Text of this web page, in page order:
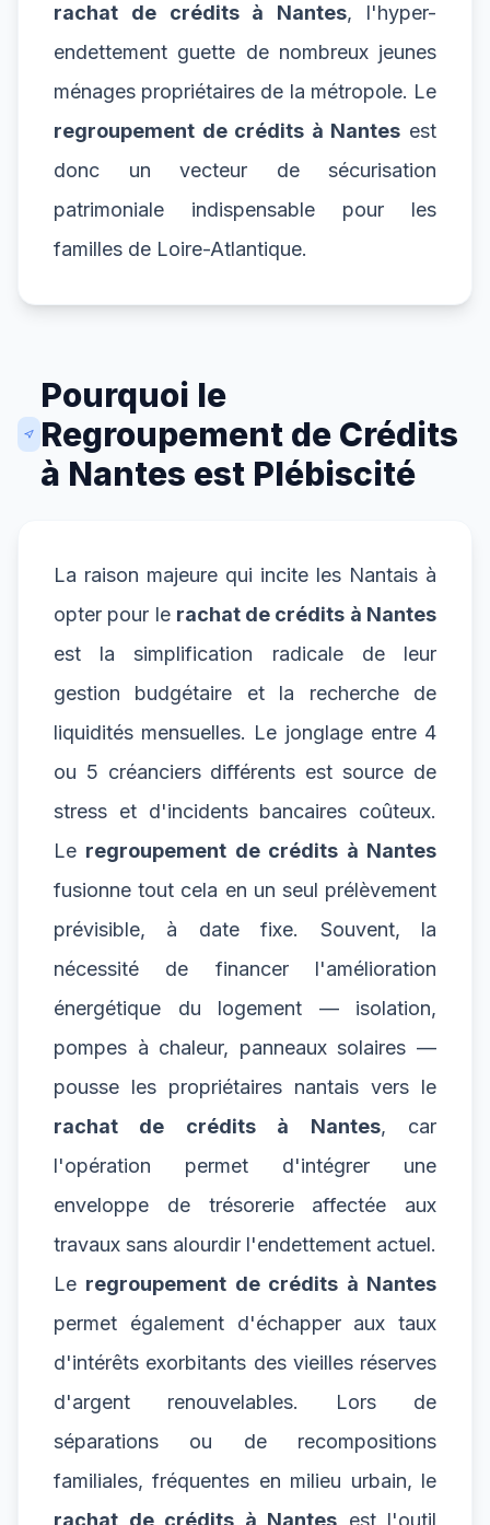
rachat de crédits à Nantes, l'hyper-
endettement guette de nombreux jeunes
ménages propriétaires de la métropole. Le
regroupement de crédits à Nantes est
donc un vecteur de sécurisation
patrimoniale indispensable pour les
familles de Loire-Atlantique.
Pourquoi le
Regroupement de Crédits
à Nantes est Plébiscité
La raison majeure qui incite les Nantais à
opter pour le rachat de crédits à Nantes
est la simplification radicale de leur
gestion budgétaire et la recherche de
liquidités mensuelles. Le jonglage entre 4
ou 5 créanciers différents est source de
stress et d'incidents bancaires coûteux.
Le regroupement de crédits à Nantes
fusionne tout cela en un seul prélèvement
prévisible, à date fixe. Souvent, la
nécessité de financer l'amélioration
énergétique du logement — isolation,
pompes à chaleur, panneaux solaires —
pousse les propriétaires nantais vers le
rachat de crédits à Nantes, car
l'opération permet d'intégrer une
enveloppe de trésorerie affectée aux
travaux sans alourdir l'endettement actuel.
Le regroupement de crédits à Nantes
permet également d'échapper aux taux
d'intérêts exorbitants des vieilles réserves
d'argent renouvelables. Lors de
séparations ou de recompositions
familiales, fréquentes en milieu urbain, le
rachat de crédits à Nantes est l'outil